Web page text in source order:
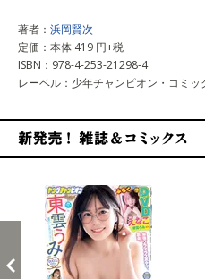
著者： 浜岡賢次
定価：本体 419 円+税
ISBN：978-4-253-21298-4
レーベル：少年チャンピオン・コミッ